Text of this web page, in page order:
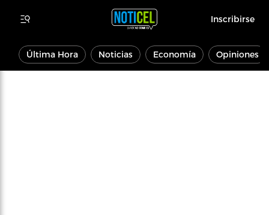
Inscribirse
Última Hora Noticias Economía Opiniones